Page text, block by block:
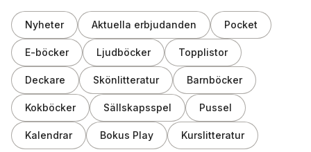
Nyheter Aktuella erbjudanden Pocket
E-böcker Ljudböcker Topplistor
Deckare Skönlitteratur Barnböcker
Kokböcker Sällskapsspel Pussel
Kalendrar Bokus Play Kurslitteratur